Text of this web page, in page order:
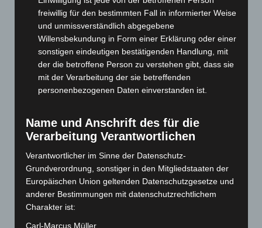
März 2025(111)
Februar 2025(96)
Januar 2025
(88)
Dezember 2024(89)
November 2024(94)
September 2024 (112)
August 2024(107)
Juli 2024(89)
Juni 2024(107)
Mai 2024(149)
April 2024(102)
März 2024(103)
freiwillig für den bestimmten Fall in informierter Weise
und unmissverständlich abgegebene
Willensbekundung in Form einer Erklärung oder einer
sonstigen eindeutigen bestätigenden Handlung, mit
der die betroffene Person zu verstehen gibt, dass sie
mit der Verarbeitung der sie betreffenden
personenbezogenen Daten einverstanden ist.
Name und Anschrift des für die
Verarbeitung Verantwortlichen
Verantwortlicher im Sinne der Datenschutz-
Grundverordnung, sonstiger in den Mitgliedstaaten der
Europäischen Union geltenden Datenschutzgesetze und
anderer Bestimmungen mit datenschutzrechtlichem
Charakter ist:
Carl-Marcus Müller